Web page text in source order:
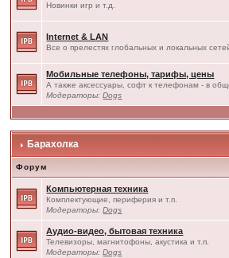
Новинки игр и т.д.
Internet & LAN
Все о прелестях глобальных и локальных
Мобильные телефоны, тарифы, цены
А также аксессуары, софт к телефонам - в
Модераторы:Dogs
Барахолка
Форум
Компьютерная техника
Комплектующие, периферия и т.п.
Модераторы:Dogs
Аудио-видео, бытовая техника
Телевизоры, магнитофоны, акустика и т.п.
Модераторы:Dogs